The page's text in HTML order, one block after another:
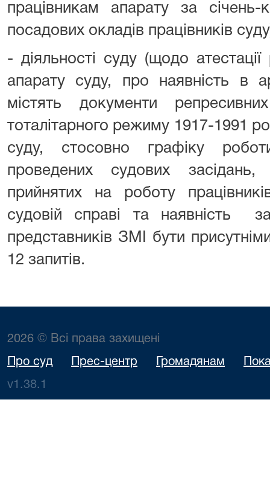
працівникам апарату за січень-
посадових окладів працівників
- діяльності суду (щодо
апарату суду, про наявність в
містять документи
тоталітарного режиму 1917-1991
суду, стосовно графіку
проведених судових засідань,
прийнятих на роботу
судовій справі та наявність
представників ЗМІ бути
12 запитів.
2026 © Всі права захищені
Про суд Прес-центр Громадянам
v1.38.1